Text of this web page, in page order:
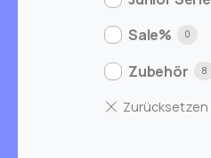
Sale% 0
Zubehör 8